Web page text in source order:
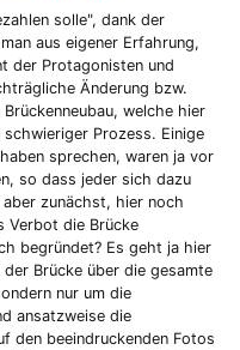
solle", dank der
aus eigener Erfahrung,
der Protagonisten und
Änderung bzw.
welche hier
Prozess. Einige
sprechen, waren ja vor
so dass jeder sich dazu
zunächst, hier noch
Verbot die Brücke
begründet? Es geht ja hier
Brücke über die gesamte
nur um die
ansatzweise die
den beeindruckenden Fotos